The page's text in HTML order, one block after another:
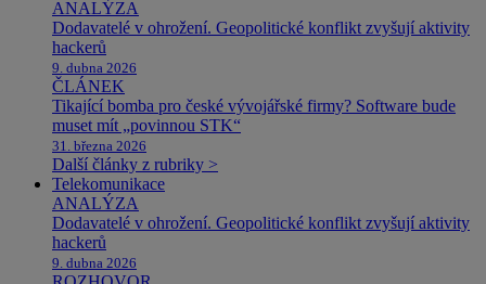
ANALÝZA
Dodavatelé v ohrožení. Geopolitické konflikt zvyšují aktivity
hackerů
9. dubna 2026
ČLÁNEK
Tikající bomba pro české vývojářské firmy? Software bude
muset mít „povinnou STK“
31. března 2026
Další články z rubriky >
Telekomunikace
ANALÝZA
Dodavatelé v ohrožení. Geopolitické konflikt zvyšují aktivity
hackerů
9. dubna 2026